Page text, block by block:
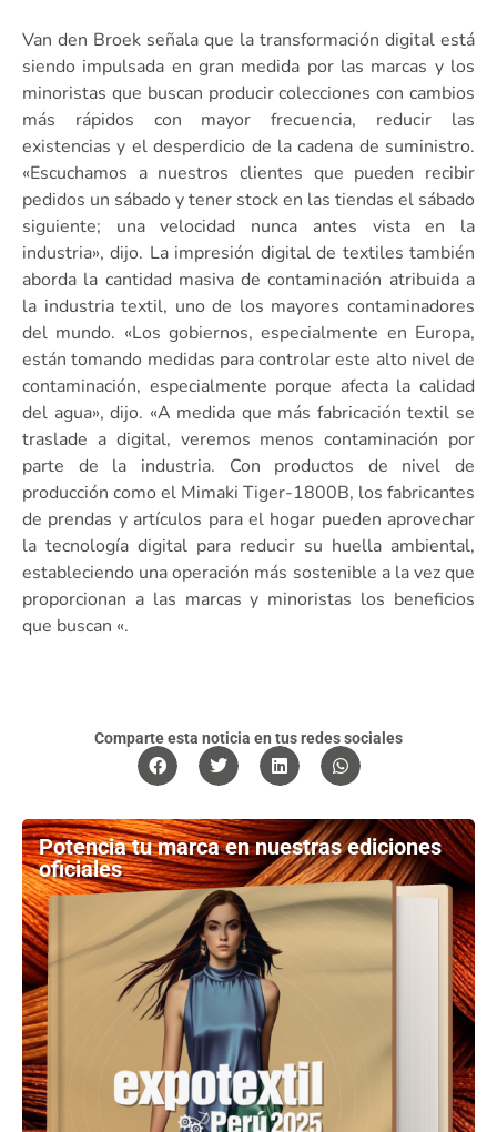
Van den Broek señala que la transformación digital está
siendo impulsada en gran medida por las marcas y los
minoristas que buscan producir colecciones con cambios
más rápidos con mayor frecuencia, reducir las
existencias y el desperdicio de la cadena de suministro.
«Escuchamos a nuestros clientes que pueden recibir
pedidos un sábado y tener stock en las tiendas el sábado
siguiente; una velocidad nunca antes vista en la
industria», dijo. La impresión digital de textiles también
aborda la cantidad masiva de contaminación atribuida a
la industria textil, uno de los mayores contaminadores
del mundo. «Los gobiernos, especialmente en Europa,
están tomando medidas para controlar este alto nivel de
contaminación, especialmente porque afecta la calidad
del agua», dijo. «A medida que más fabricación textil se
traslade a digital, veremos menos contaminación por
parte de la industria. Con productos de nivel de
producción como el Mimaki Tiger-1800B, los fabricantes
de prendas y artículos para el hogar pueden aprovechar
la tecnología digital para reducir su huella ambiental,
estableciendo una operación más sostenible a la vez que
proporcionan a las marcas y minoristas los beneficios
que buscan «.
Comparte esta noticia en tus redes sociales
Potencia tu marca en nuestras ediciones
oficiales